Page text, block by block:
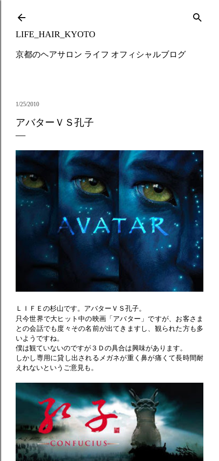
LIFE_HAIR_KYOTO
京都のヘアサロン ライフ オフィシャルブログ
1/25/2010
アバターＶＳ孔子
ＬＩＦＥの杉山です。アバターＶＳ孔子。
只今世界で大ヒット中の映画「アバター」ですが、お客さま
との会話でも度々その名前が出てきますし、観られた方も多
いようですね。
僕は観ていないのですが３Ｄの具合は興味があります。
しかし専用に貸し出されるメガネが重く鼻が痛くて長時間耐
えれないというご意見も。